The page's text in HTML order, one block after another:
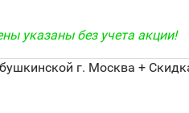
указаны без учета акции!
г. Москва +